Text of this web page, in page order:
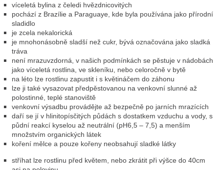
víceletá bylina z čeledi hvězdnicovitých
pochází z Brazílie a Paraguaye, kde byla používána jako přírodní
sladidlo
je zcela nekalorická
je mnohonásobně sladší než cukr, bývá označována jako sladká
tráva
není mrazuvzdorná, v našich podmínkách se pěstuje v nádobách
jako víceletá rostlina, ve skleníku, nebo celoročně v bytě
na léto lze rostlinu zapustit i s květináčem do záhonu
lze ji také vysazovat předpěstovanou na venkovní slunné až
polostinné, teplé stanoviště
venkovní výsadbu provádějte až bezpečně po jarních mrazících
daří se jí v hlinitopísčitých půdách s dostatkem vzduchu a vody, s
půdní reakcí kyselou až neutrální (pH6,5 – 7,5) a menším
množstvím organických látek
koření mělce a pouze kořeny neobsahují sladké látky
stříhat lze rostlinu před květem, nebo zkrátit při výšce do 40cm